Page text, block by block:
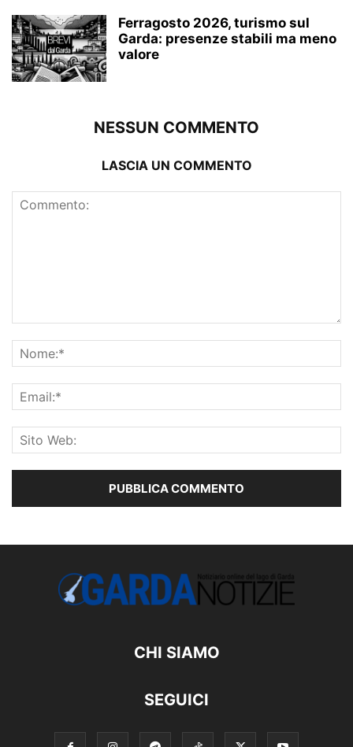
Ferragosto 2026, turismo sul
Garda: presenze stabili ma meno
valore
NESSUN COMMENTO
LASCIA UN COMMENTO
CHI SIAMO
SEGUICI